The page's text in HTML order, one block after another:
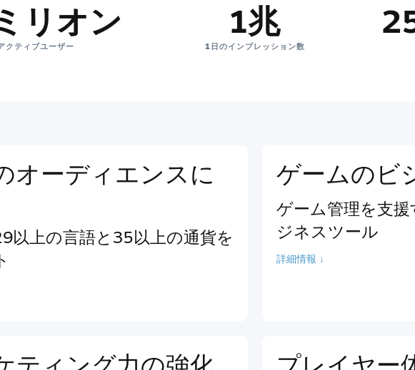
リオン
クティブユーザー
1兆
1日のインプレッション数
オーディエンスに
以上の言語と35以上の通貨を
ゲームのビ
ゲーム管理を支
ジネスツール
詳細情報 ↓
ティング力の強化
プレイヤー